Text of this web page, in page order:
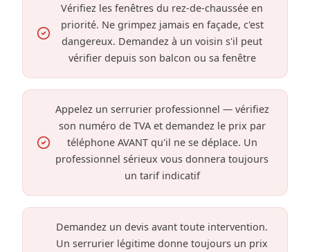
Vérifiez les fenêtres du rez-de-chaussée en
priorité. Ne grimpez jamais en façade, c'est
dangereux. Demandez à un voisin s'il peut
vérifier depuis son balcon ou sa fenêtre
Appelez un serrurier professionnel — vérifiez
son numéro de TVA et demandez le prix par
téléphone AVANT qu'il ne se déplace. Un
professionnel sérieux vous donnera toujours
un tarif indicatif
Demandez un devis avant toute intervention.
Un serrurier légitime donne toujours un prix